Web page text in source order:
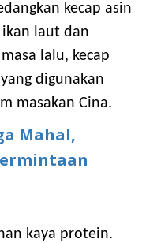
kecap asin
laut dan
lalu, kecap
digunakan
masakan Cina.
Mahal,
kaya protein.